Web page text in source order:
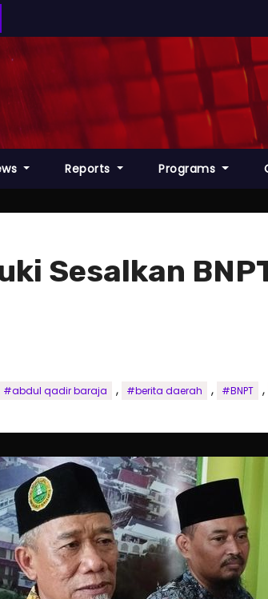
Reports Programs
Sesalkan
#abdul qadir baraja , #berita daerah , #BNPT ,